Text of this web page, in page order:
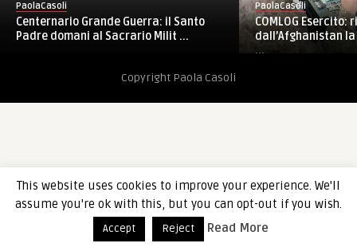
PaolaCasoli
Centernario Grande Guerra: il Santo
Padre domani al Sacrario Milit ...
PaolaCasoli
COMLOG Esercito:
dall’Afghanistan
...
Copyright Paola Casoli
This website uses cookies to improve your experience. We'll
assume you're ok with this, but you can opt-out if you wish.
Accept Reject Read More